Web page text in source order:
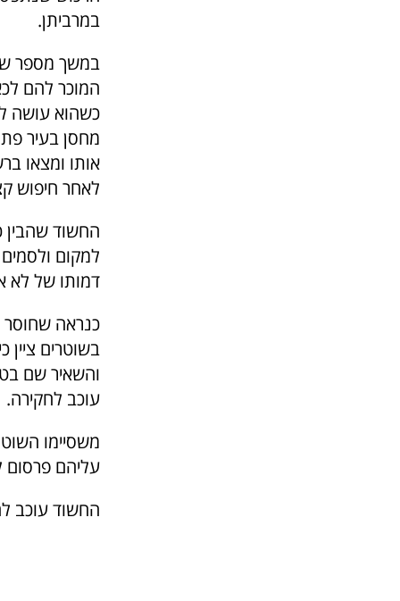
במרביתן.
המוכר להם
כשהוא עושה
מחסן בעיר
אותו ומצאו
לאחר חיפוש קצר איתרו 202 שקיות שהכילו
החשוד שהבין
למקום
דמותו של לא
כנראה שחוסר
בשוטרים
והשאיר שם
עוכב לחקירה.
משסיימו
עליהם פרסום
החשוד עוכב